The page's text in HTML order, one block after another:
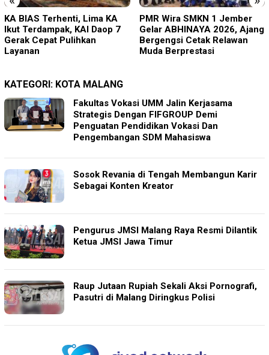
PMR Wira SMKN 1 Jember
Gelar ABHINAYA 2026, Ajang
Bergengsi Cetak Relawan
Muda Berprestasi
Imigrasi Ponorogo Deportasi
Satu WN Tiongkok
Salahgunakan Ijin Tinggal
KATEGORI: KOTA MALANG
Fakultas Vokasi UMM Jalin Kerjasama
Strategis Dengan FIFGROUP Demi
Penguatan Pendidikan Vokasi Dan
Pengembangan SDM Mahasiswa
Sosok Revania di Tengah Membangun Karir
Sebagai Konten Kreator
Pengurus JMSI Malang Raya Resmi Dilantik
Ketua JMSI Jawa Timur
Raup Jutaan Rupiah Sekali Aksi Pornografi,
Pasutri di Malang Diringkus Polisi